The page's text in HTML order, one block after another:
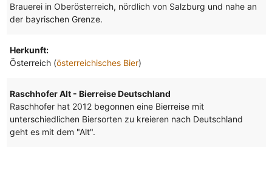
Brauerei in Oberösterreich, nördlich von Salzburg und nahe an
der bayrischen Grenze.
Herkunft:
Österreich (österreichisches Bier)
Raschhofer Alt - Bierreise Deutschland
Raschhofer hat 2012 begonnen eine Bierreise mit
unterschiedlichen Biersorten zu kreieren nach Deutschland
geht es mit dem "Alt".